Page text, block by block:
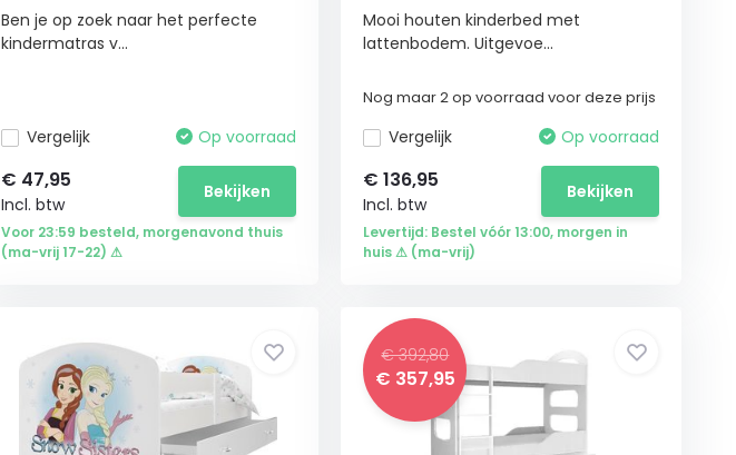
Ben je op zoek naar het perfecte
kindermatras v...
Vergelijk Op voorraad
€ 47,95
Incl. btw
Bekijken
Voor 23:59 besteld, morgenavond thuis
(ma-vrij 17-22) ⚠
Mooi houten kinderbed met
lattenbodem. Uitgevoe...
Nog maar 2 op voorraad voor deze prijs
Vergelijk Op voorraad
€ 136,95
Incl. btw
Bekijken
Levertijd: Bestel vóór 13:00, morgen in
huis ⚠ (ma-vrij)
€ 392,80
€ 357,95